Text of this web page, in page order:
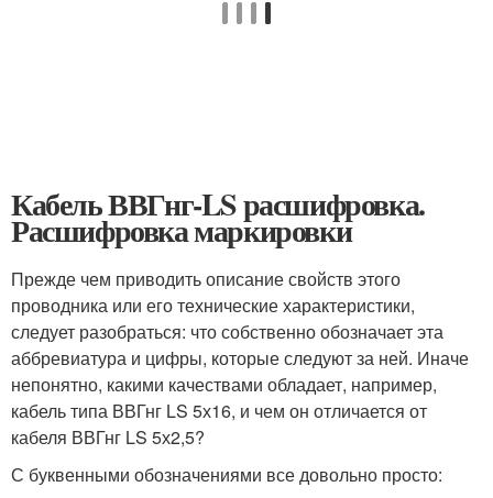
Кабель ВВГнг-LS расшифровка.
Расшифровка маркировки
Прежде чем приводить описание свойств этого
проводника или его технические характеристики,
следует разобраться: что собственно обозначает эта
аббревиатура и цифры, которые следуют за ней. Иначе
непонятно, какими качествами обладает, например,
кабель типа ВВГнг LS 5х16, и чем он отличается от
кабеля ВВГнг LS 5х2,5?
С буквенными обозначениями все довольно просто: